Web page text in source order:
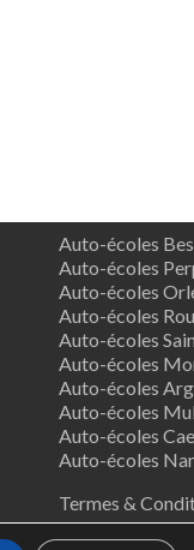
Auto-écoles
Auto-écoles
Auto-écoles
Auto-écoles
Auto-écoles
Auto-écoles
Auto-écoles
Auto-écoles
Auto-écoles
Auto-écoles
Termes &